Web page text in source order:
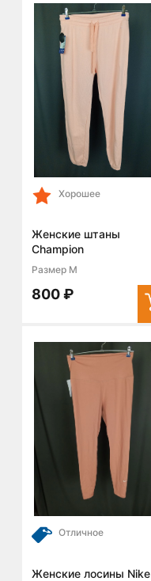
Хорошее
Женские штаны
Champion
Размер M
800 ₽
Отличное
Женские лосины Nike